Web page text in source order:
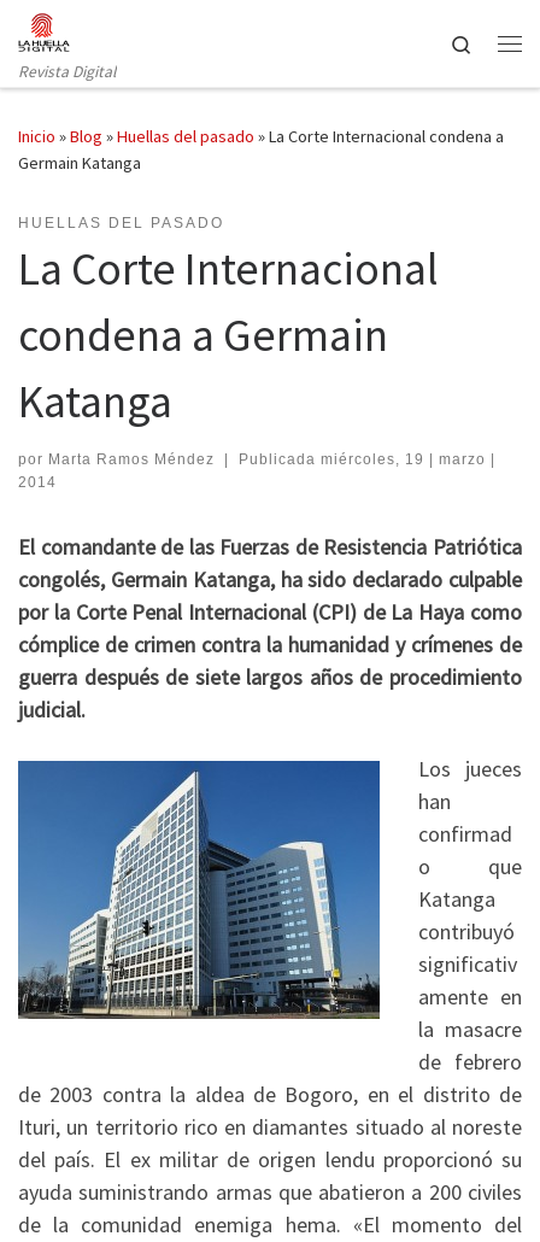
Saltar al contenido
Revista Digital
Search
Inicio »Blog »Huellas del pasado »La Corte Internacional condena a
Germain Katanga
HUELLAS DEL PASADO
La Corte Internacional
condena a Germain
Katanga
por Marta Ramos Méndez | Publicada miércoles, 19 | marzo |
2014
El comandante de las Fuerzas de Resistencia Patriótica
congolés, Germain Katanga, ha sido declarado culpable
por la Corte Penal Internacional (CPI) de La Haya como
cómplice de crimen contra la humanidad y crímenes de
guerra después de siete largos años de procedimiento
judicial.
Los jueces
han
confirmad
o que
Katanga
contribuyó
significativ
amente en
la masacre
de febrero
de 2003 contra la aldea de Bogoro, en el distrito de
Ituri, un territorio rico en diamantes situado al noreste
del país. El ex militar de origen lendu proporcionó su
ayuda suministrando armas que abatieron a 200 civiles
de la comunidad enemiga hema. «El momento del